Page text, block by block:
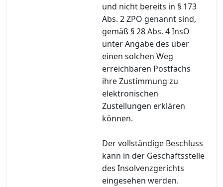
und nicht bereits in § 173
Abs. 2 ZPO genannt sind,
gemäß § 28 Abs. 4 InsO
unter Angabe des über
einen solchen Weg
erreichbaren Postfachs
ihre Zustimmung zu
elektronischen
Zustellungen erklären
können.
Der vollständige Beschluss
kann in der Geschäftsstelle
des Insolvenzgerichts
eingesehen werden.